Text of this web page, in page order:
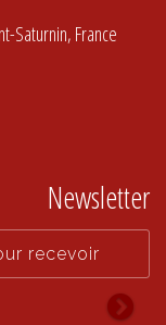
Saturnin, France
Newsletter